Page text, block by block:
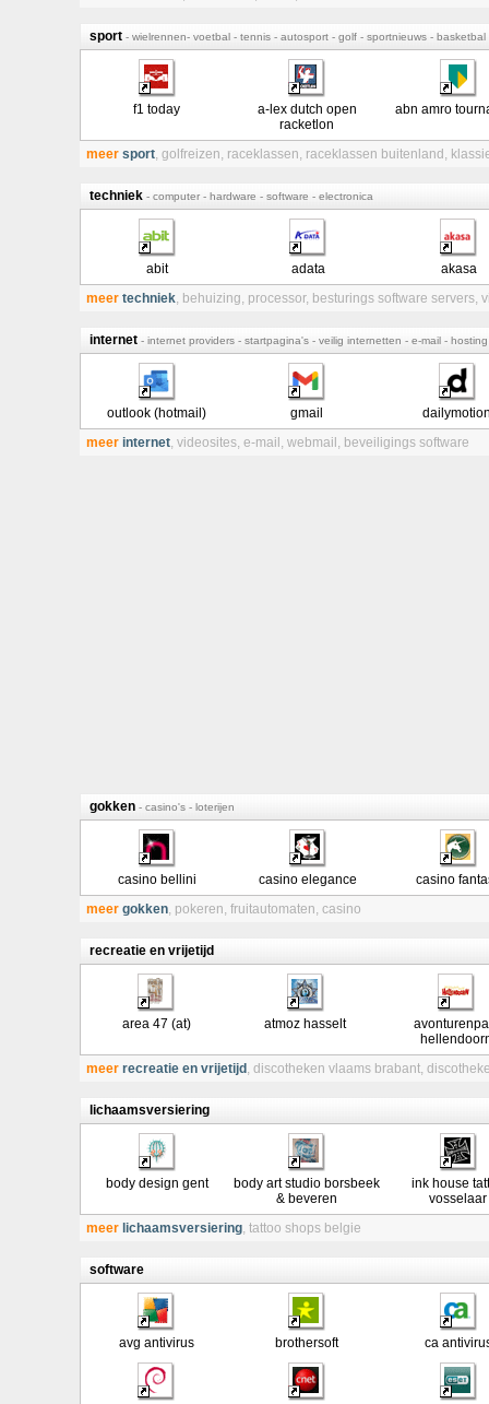
sport - wielrennen- voetbal - tennis - autosport - golf - sportnieuws -
f1 today
a-lex dutch open
racketlon
abn amro
meer sport, golfreizen, raceklassen, raceklassen buitenland ,
techniek - computer - hardware - software - electronica
abit adata
akasa
meer techniek, behuizing, processor, besturings software servers,
internet - internet providers - startpagina's - veilig internetten - e-mail -
outlook (hotmail) gmail
meer internet, videosites, e-mail , webmail , beveiligings software
gokken - casino's - loterijen
casino bellini casino elegance
casino
meer gokken, pokeren, fruitautomaten, casino
recreatie en vrijetijd
area 47 (at) atmoz hasselt
meer recreatie en vrijetijd , discotheken vlaams brabant,
lichaamsversiering
body design gent
body art studio borsbeek
& beveren
ink house
vosselaar
meer lichaamsversiering, tattoo shops belgie
software
avg antivirus brothersoft ca